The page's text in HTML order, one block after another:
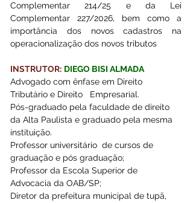
Complementar 214/25 e da Lei
Complementar 227/2026, bem como a
importância dos novos cadastros na
operacionalização dos novos tributos
INSTRUTOR: DIEGO BISI ALMADA
Advogado com ênfase em Direito
Tributário e Direito   Empresarial.
Pós-graduado pela faculdade de direito
da Alta Paulista e graduado pela mesma
instituição.
Professor universitário  de cursos de
graduação e pós graduação;
Professor da Escola Superior de
Advocacia da OAB/SP;
Diretor da prefeitura municipal de tupã,